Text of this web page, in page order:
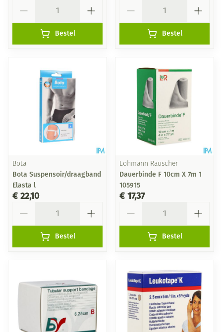
Bestel Bestel
Bota
Bota Suspensoir/draagband
Elasta l
€ 22,10
Bestel
Lohmann Rauscher
Dauerbinde F 10cm X 7m 1
105915
€ 17,37
Bestel